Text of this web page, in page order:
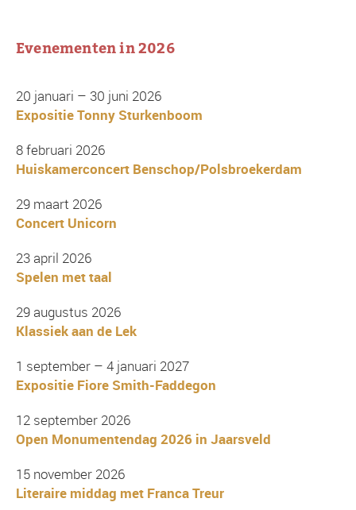
Evenementen in 2026
20 januari – 30 juni 2026
Expositie Tonny Sturkenboom
8 februari 2026
Huiskamerconcert Benschop/Polsbroekerdam
29 maart 2026
Concert Unicorn
23 april 2026
Spelen met taal
29 augustus 2026
Klassiek aan de Lek
1 september – 4 januari 2027
Expositie Fiore Smith-Faddegon
12 september 2026
Open Monumentendag 2026 in Jaarsveld
15 november 2026
Literaire middag met Franca Treur